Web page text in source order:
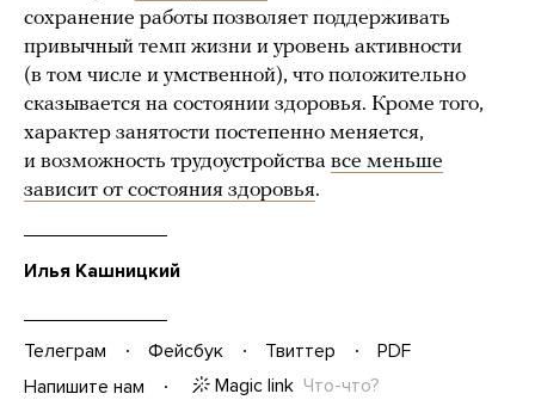
сохранение работы позволяет поддерживать
привычный темп жизни и уровень активности
(в том числе и умственной), что положительно
сказывается на состоянии здоровья. Кроме того,
характер занятости постепенно меняется,
и возможность трудоустройства все меньше
зависит от состояния здоровья.
Илья Кашницкий
Телеграм Фейсбук Твиттер
PDF
Напишите нам
Magic link Что-что?